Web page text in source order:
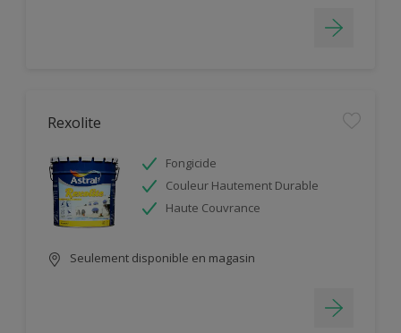
Rexolite
Fongicide
Couleur Hautement Durable
Haute Couvrance
Seulement disponible en magasin